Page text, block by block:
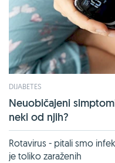
DIJABETES
Neuobičajeni
neki od njih?
Rotavirus - pitali smo
je toliko zaraženih